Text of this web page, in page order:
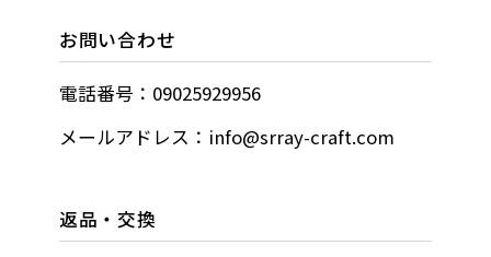
お問い合わせ
電話番号：09025929956
メールアドレス：info@srray-craft.com
返品・交換